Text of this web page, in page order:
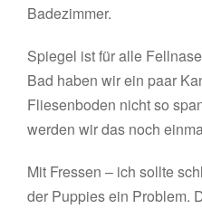
Badezimmer.
Spiegel ist für alle
Bad haben wir ein paar
Fliesenboden nicht so
werden wir das noch
Mit Fressen – ich sollte
der Puppies ein Problem.